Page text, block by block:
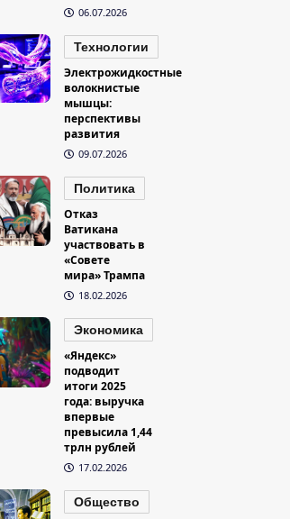
06.07.2026
Технологии
Электрожидкостные
волокнистые
мышцы:
перспективы
развития
09.07.2026
Политика
Отказ
Ватикана
участвовать в
«Совете
мира» Трампа
18.02.2026
Экономика
«Яндекс»
подводит
итоги 2025
года: выручка
впервые
превысила 1,44
трлн рублей
17.02.2026
Общество